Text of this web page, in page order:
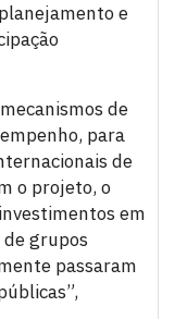
e
de
para
de
o projeto, o
em
grupos
passaram